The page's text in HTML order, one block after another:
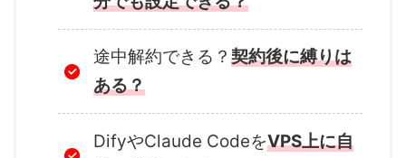
途中解約できる？ 契約後に縛りは
ある？
DifyやClaude CodeをVPS上に自